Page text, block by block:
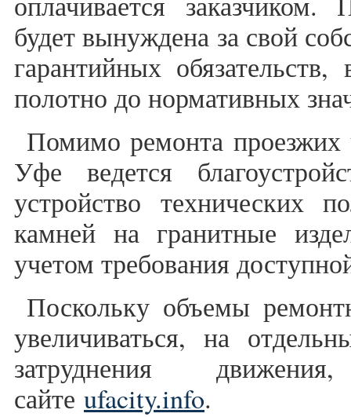
будет вынуждена за свой
гарантийных
полотно до нормативных
Помимо ремонта
Уфе ведется
устройство технических
камней на гранитные
учетом требования
Поскольку объемы
увеличиваться, на
затруднения
сайте ufacity.info.